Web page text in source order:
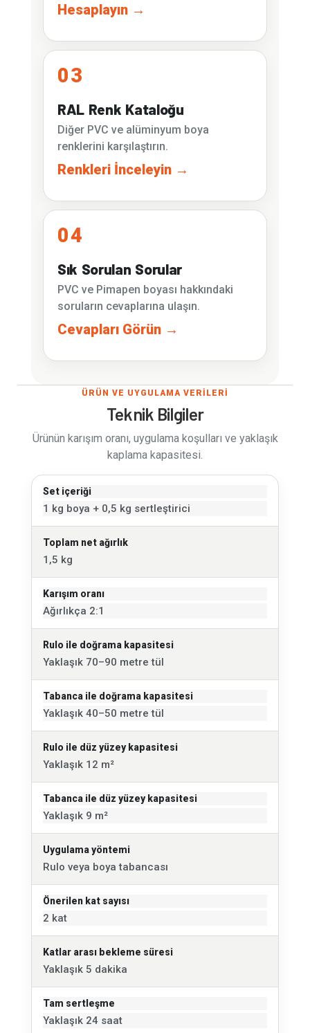
Hesaplayın →
03
RAL Renk Kataloğu
Diğer PVC ve alüminyum boya
renklerini karşılaştırın.
Renkleri İnceleyin →
04
Sık Sorulan Sorular
PVC ve Pimapen boyası hakkındaki
soruların cevaplarına ulaşın.
Cevapları Görün →
ÜRÜN VE UYGULAMA VERİLERİ
Teknik Bilgiler
Ürünün karışım oranı, uygulama koşulları ve yaklaşık
kaplama kapasitesi.
Set içeriği
1 kg boya + 0,5 kg sertleştirici
Toplam net ağırlık
1,5 kg
Karışım oranı
Ağırlıkça 2:1
Rulo ile doğrama kapasitesi
Yaklaşık 70–90 metre tül
Tabanca ile doğrama kapasitesi
Yaklaşık 40–50 metre tül
Rulo ile düz yüzey kapasitesi
Yaklaşık 12 m²
Tabanca ile düz yüzey kapasitesi
Yaklaşık 9 m²
Uygulama yöntemi
Rulo veya boya tabancası
Önerilen kat sayısı
2 kat
Katlar arası bekleme süresi
Yaklaşık 5 dakika
Tam sertleşme
Yaklaşık 24 saat